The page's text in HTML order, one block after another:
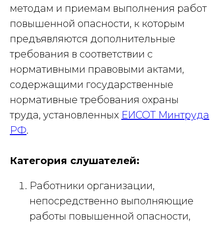
методам и приемам выполнения работ
повышенной опасности, к которым
предъявляются дополнительные
требования в соответствии с
нормативными правовыми актами,
содержащими государственные
нормативные требования охраны
труда, установленных ЕИСОТ Минтруда
РФ.
Категория слушателей:
Работники организации,
непосредственно выполняющие
работы повышенной опасности,